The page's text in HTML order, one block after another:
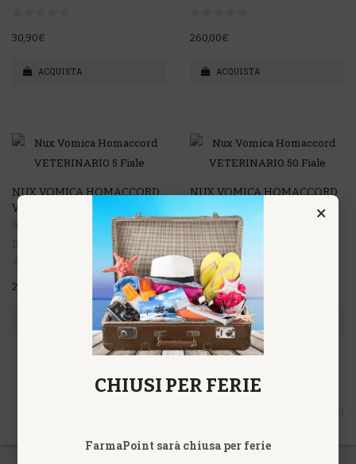
30,90€
ACQUISTA
260,00€
ACQUISTA
NUX VOMICA HOMACCORD
VETERINARIO 5 FIALE
GUNA S.P.A. - OMEOPATIA
20,90€
NUX VOMICA HOMACCORD
GUNA S.P.A. - OMEOPATIA
D'AVANGUARDIA
180,00€
ACQUISTA
×
CHIUSI PER FERIE
FarmaPoint sarà chiusa per ferie